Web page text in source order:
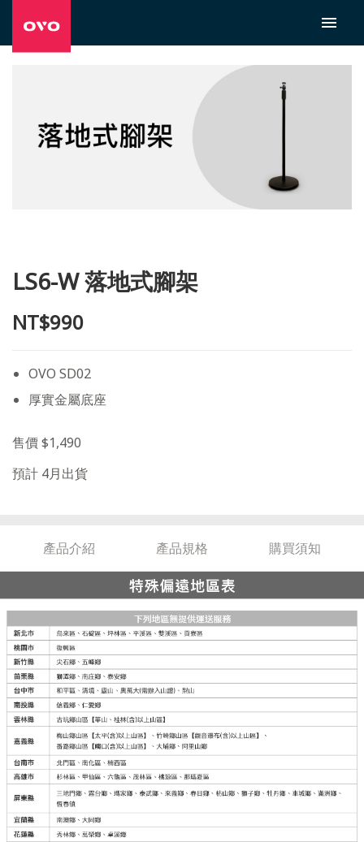
LS6-W 落地式腳架
NT$990
OVO SD02
厚實金屬底座
售價 $1,490
預計 4月出貨
產品介紹 產品規格 購買須知